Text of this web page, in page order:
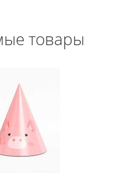
товары